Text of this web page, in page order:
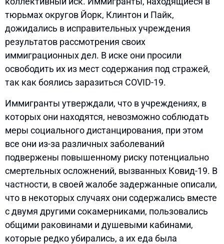
тюрьмах округов Йорк, Клинтон и Пайк,
дожидались в исправительных учреждения
результатов рассмотрения своих
иммиграционных дел. В иске они просили
освободить их из мест содержания под стражей,
так как боялись заразиться COVID-19.
Иммигранты утверждали, что в учреждениях, в
которых они находятся, невозможно соблюдать
меры социального дистанцирования, при этом
все они из-за различных заболеваний
подвержены повышенному риску потенциально
смертельных осложнений, вызванных Ковид-19. В
частности, в своей жалобе задержанные описали,
что в некоторых случаях они содержались вместе
с двумя другими сокамерниками, пользовались
общими раковинами и душевыми кабинами,
которые редко убирались, а их еда была